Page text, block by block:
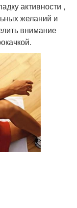
активности ,
желаний и
внимание